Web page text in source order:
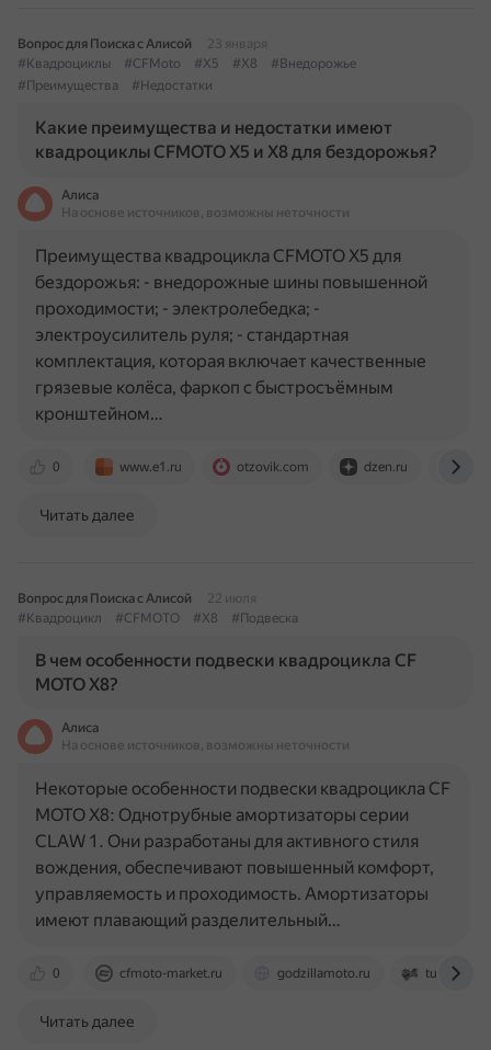
Вопрос для Поиска с Алисой
23 января
#Квадроциклы
#CFMoto #X5 #X8
#Внедорожье
#Преимущества
#Недостатки
Какие преимущества и недостатки имеют
квадроциклы CFMOTO X5 и X8 для бездорожья?
Алиса
На основе источников, возможны неточности
0 www.e1.ru otzovik.com dzen.ru
Преимущества квадроцикла CFMOTO X5 для
бездорожья: - внедорожные шины повышенной
проходимости; - электролебедка; -
электроусилитель руля; - стандартная
комплектация, которая включает качественные
грязевые колёса, фаркоп с быстросъёмным
кронштейном…
Читать далее
Вопрос для Поиска с Алисой
22 июля
#Квадроцикл
#CFMOTO #X8 #Подвеска
В чем особенности подвески квадроцикла CF
MOTO X8?
Алиса
На основе источников, возможны неточности
0 cfmoto-market.ru godzillamoto.ru
Некоторые особенности подвески квадроцикла CF
MOTO X8: Однотрубные амортизаторы серии
CLAW 1. Они разработаны для активного стиля
вождения, обеспечивают повышенный комфорт,
управляемость и проходимость. Амортизаторы
имеют плавающий разделительный…
Читать далее